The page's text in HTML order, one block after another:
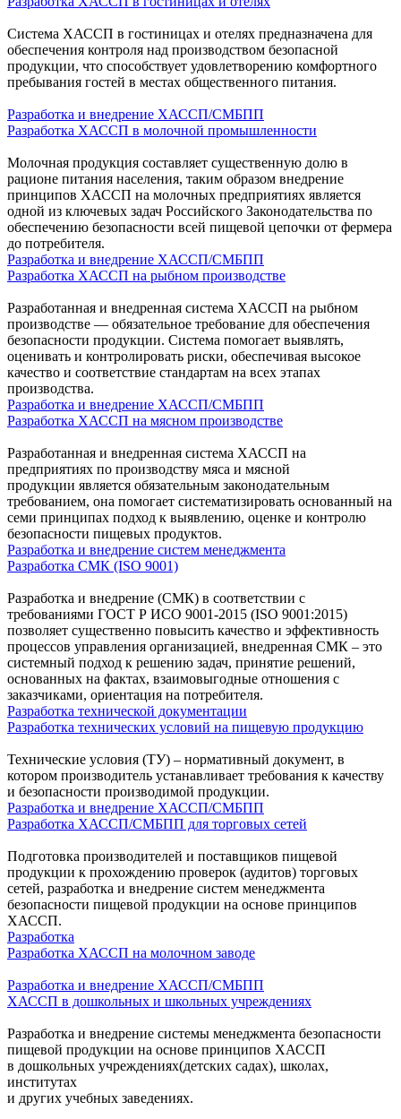
Система ХАССП в гостиницах и отелях предназначена для
обеспечения контроля над производством безопасной
продукции, что способствует удовлетворению комфортного
пребывания гостей в местах общественного питания.
Разработка и внедрение ХАССП/СМБПП
Разработка ХАССП в молочной промышленности
Молочная продукция составляет существенную долю в
рационе питания населения, таким образом внедрение
принципов ХАССП на молочных предприятиях является
одной из ключевых задач Российского Законодательства по
обеспечению безопасности всей пищевой цепочки от фермера
до потребителя.
Разработка и внедрение ХАССП/СМБПП
Разработка ХАССП на рыбном производстве
Разработанная и внедренная система ХАССП на рыбном
производстве — обязательное требование для обеспечения
безопасности продукции. Система помогает выявлять,
оценивать и контролировать риски, обеспечивая высокое
качество и соответствие стандартам на всех этапах
производства.
Разработка и внедрение ХАССП/СМБПП
Разработка ХАССП на мясном производстве
Разработанная и внедренная система ХАССП на
предприятиях по производству мяса и мясной
продукции является обязательным законодательным
требованием, она помогает систематизировать основанный на
семи принципах подход к выявлению, оценке и контролю
безопасности пищевых продуктов.
Разработка и внедрение систем менеджмента
Разработка СМК (ISO 9001)
Разработка и внедрение (СМК) в соответствии с
требованиями ГОСТ Р ИСО 9001-2015 (ISO 9001:2015)
позволяет существенно повысить качество и эффективность
процессов управления организацией, внедренная СМК – это
системный подход к решению задач, принятие решений,
основанных на фактах, взаимовыгодные отношения с
заказчиками, ориентация на потребителя.
Разработка технической документации
Разработка технических условий на пищевую продукцию
Технические условия (ТУ) – нормативный документ, в
котором производитель устанавливает требования к качеству
и безопасности производимой продукции.
Разработка и внедрение ХАССП/СМБПП
Разработка ХАССП/СМБПП для торговых сетей
Подготовка производителей и поставщиков пищевой
продукции к прохождению проверок (аудитов) торговых
сетей, разработка и внедрение систем менеджмента
безопасности пищевой продукции на основе принципов
ХАССП.
Разработка
Разработка ХАССП на молочном заводе
Разработка и внедрение ХАССП/СМБПП
ХАССП в дошкольных и школьных учреждениях
Разработка и внедрение системы менеджмента безопасности
пищевой продукции на основе принципов ХАССП
в дошкольных учреждениях(детских садах), школах,
институтах
и других учебных заведениях.